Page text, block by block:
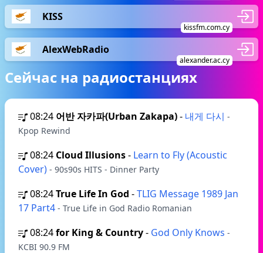
KISS
kissfm.com.cy
AlexWebRadio
alexander.ac.cy
Сейчас на радиостанциях
08:24 어반 자카파(Urban Zakapa)- 내게 다시 -
Kpop Rewind
08:24 Cloud Illusions- Learn to Fly (Acoustic
Cover) - 90s90s HITS - Dinner Party
08:24True Life In God -TLIG Message 1989 Jan
17 Part4 - True Life in God Radio Romanian
08:24for King & Country- God Only Knows -
KCBI 90.9 FM